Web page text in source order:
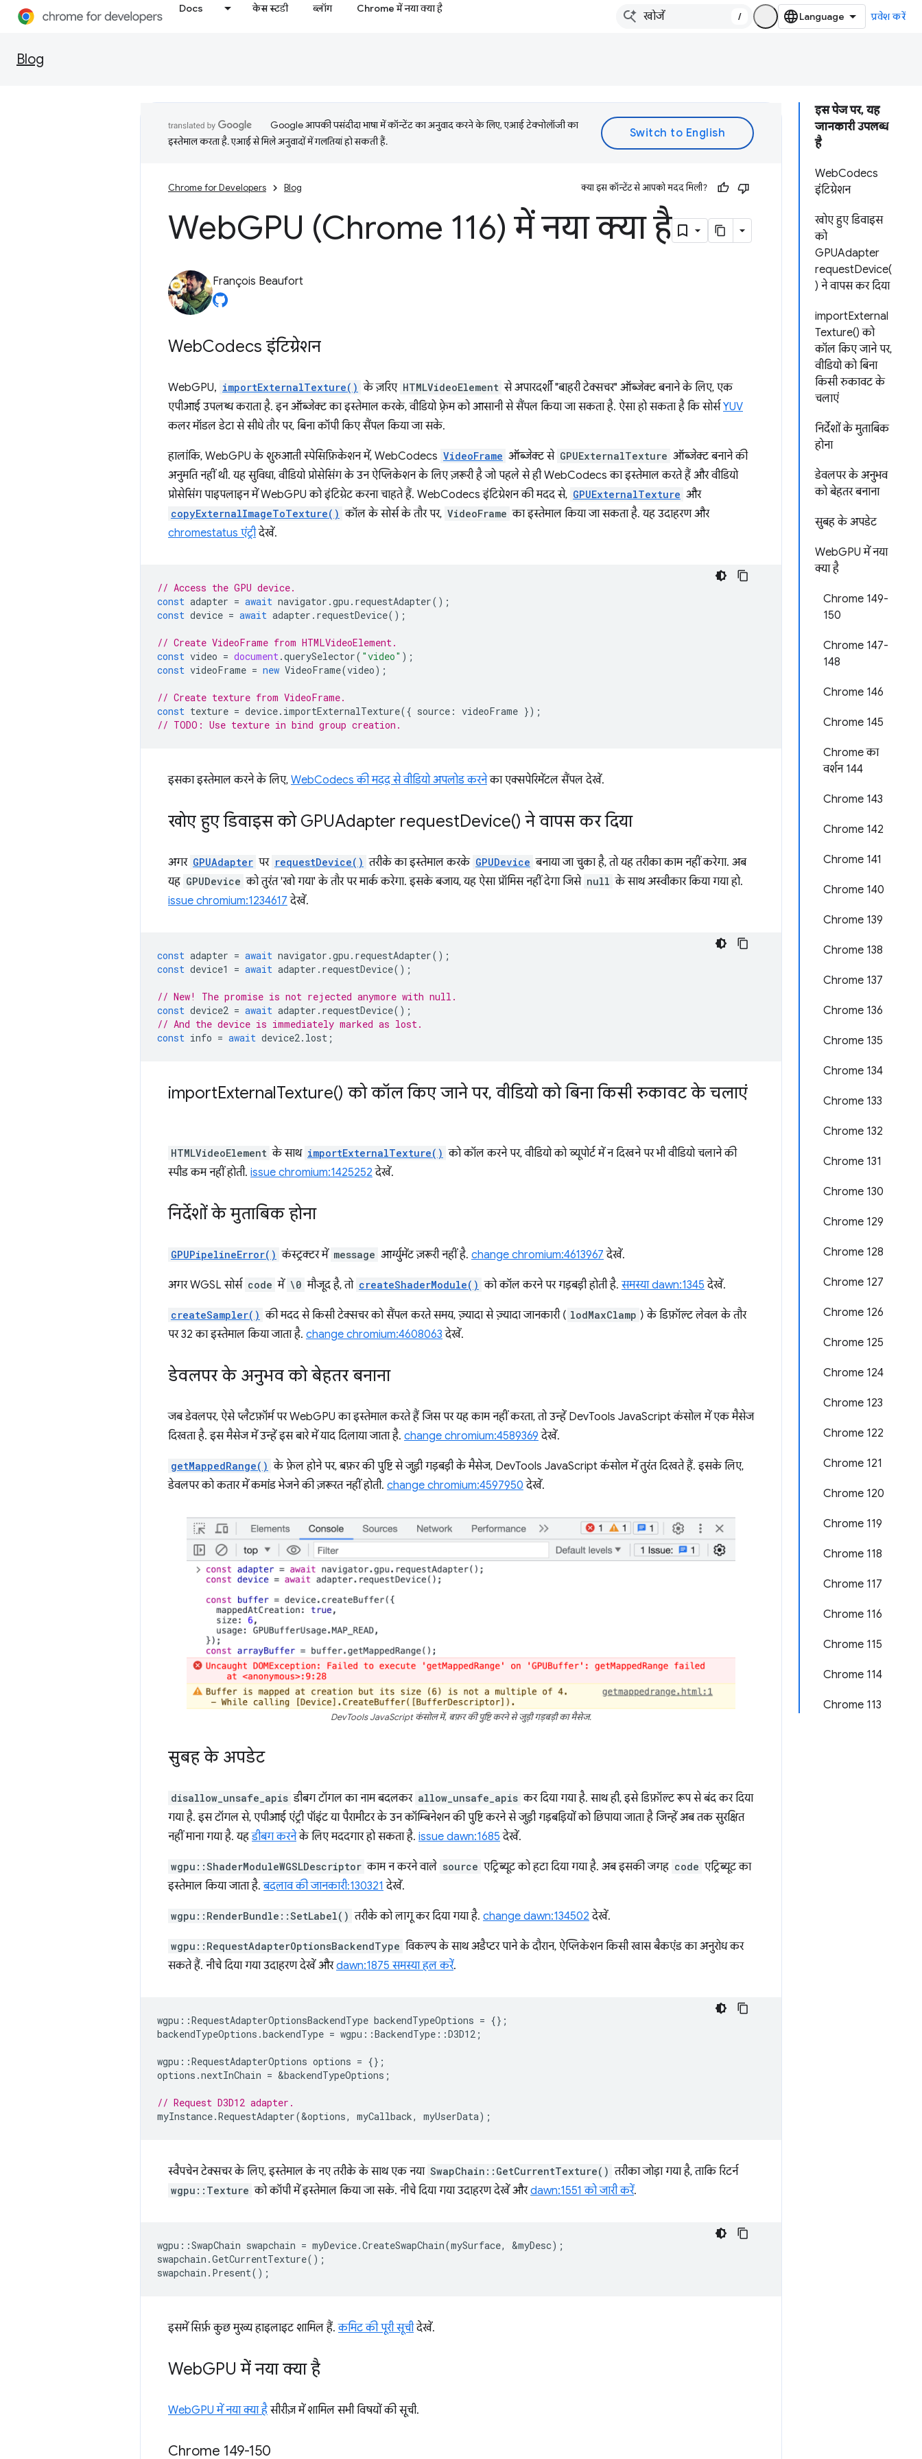
Docs केस स्टडी ब्लॉग Chrome में नया क्या है
/ प्रवेश करें
Blog
इस पेज पर, यह
जानकारी उपलब्ध
है
WebCodecs
इंटिग्रेशन
खोए हुए डिवाइस
को
GPUAdapter
requestDevice(
) ने वापस कर दिया
importExternal
Texture() को
कॉल किए जाने पर,
वीडियो को बिना
किसी रुकावट के
चलाएं
निर्देशों के मुताबिक
होना
डेवलपर के अनुभव
को बेहतर बनाना
सुबह के अपडेट
WebGPU में नया
क्या है
Chrome 149-
150
Chrome 147-
148
Chrome 146
Chrome 145
Chrome का
वर्शन 144
Chrome 143
Chrome 142
Chrome 141
Chrome 140
Chrome 139
Chrome 138
Chrome 137
Chrome 136
Chrome 135
Chrome 134
Chrome 133
Chrome 132
Chrome 131
Chrome 130
Chrome 129
Chrome 128
Chrome 127
Chrome 126
Chrome 125
Chrome 124
Chrome 123
Chrome 122
Chrome 121
Chrome 120
Chrome 119
Chrome 118
Chrome 117
Chrome 116
Chrome 115
Chrome 114
Chrome 113
Google आपकी पसंदीदा भाषा में कॉन्टेंट का अनुवाद करने के लिए, एआई टेक्नोलॉजी का
इस्तेमाल करता है. एआई से मिले अनुवादों में गलतियां हो सकती हैं.
Chrome for Developers Blog क्या इस कॉन्टेंट से आपको मदद मिली?
WebGPU (Chrome 116) में नया क्या है
François Beaufort
WebCodecs इंटिग्रेशन
WebGPU, importExternalTexture() के ज़रिए HTMLVideoElement से अपारदर्शी "बाहरी टेक्सचर" ऑब्जेक्ट बनाने के लिए, एक
एपीआई उपलब्ध कराता है. इन ऑब्जेक्ट का इस्तेमाल करके, वीडियो फ़्रेम को आसानी से सैंपल किया जा सकता है. ऐसा हो सकता है कि सोर्सYUV
कलर मॉडल डेटा से सीधे तौर पर, बिना कॉपी किए सैंपल किया जा सके.
हालांकि, WebGPU के शुरुआती स्पेसिफ़िकेशन में, WebCodecs VideoFrame ऑब्जेक्ट से GPUExternalTexture ऑब्जेक्ट बनाने की
अनुमति नहीं थी. यह सुविधा, वीडियो प्रोसेसिंग के उन ऐप्लिकेशन के लिए ज़रूरी है जो पहले से ही WebCodecs का इस्तेमाल करते हैं और वीडियो
प्रोसेसिंग पाइपलाइन में WebGPU को इंटिग्रेट करना चाहते हैं. WebCodecs इंटिग्रेशन की मदद से, GPUExternalTexture और
copyExternalImageToTexture() कॉल के सोर्स के तौर पर, VideoFrame का इस्तेमाल किया जा सकता है. यह उदाहरण और
chromestatus एंट्रीदेखें.
// Access the GPU device.
const adapter = await navigator .gpu . requestAdapter();
const device = await adapter . requestDevice();
// Create VideoFrame from HTMLVideoElement.
const video = document.querySelector( "video" );
const videoFrame = new VideoFrame(video);
// Create texture from VideoFrame.
const texture = device. importExternalTexture({ source : videoFrame });
// TODO: Use texture in bind group creation.
इसका इस्तेमाल करने के लिए, WebCodecs की मदद से वीडियो अपलोड करनेका एक्सपेरिमेंटल सैंपल देखें.
खोए हुए डिवाइस को GPUAdapter requestDevice() ने वापस कर दिया
अगर GPUAdapter पर requestDevice() तरीके का इस्तेमाल करके GPUDevice बनाया जा चुका है, तो यह तरीका काम नहीं करेगा. अब
यह GPUDevice को तुरंत 'खो गया' के तौर पर मार्क करेगा. इसके बजाय, यह ऐसा प्रॉमिस नहीं देगा जिसे null के साथ अस्वीकार किया गया हो.
issue chromium:1234617 देखें.
const adapter = await navigator .gpu . requestAdapter();
const device1 = await adapter . requestDevice();
// New! The promise is not rejected anymore with null.
const device2 = await adapter . requestDevice();
// And the device is immediately marked as lost.
const info = await device2. lost ;
importExternalTexture() को कॉल किए जाने पर, वीडियो को बिना किसी रुकावट के चलाएं
HTMLVideoElement के साथ importExternalTexture() को कॉल करने पर, वीडियो को व्यूपोर्ट में न दिखने पर भी वीडियो चलाने की
स्पीड कम नहीं होती. issue chromium:1425252 देखें.
निर्देशों के मुताबिक होना
GPUPipelineError() कंस्ट्रक्टर में message आर्ग्युमेंट ज़रूरी नहीं है. change chromium:4613967 देखें.
अगर WGSL सोर्स code में \0 मौजूद है, तो createShaderModule() को कॉल करने पर गड़बड़ी होती है.समस्या dawn:1345 देखें.
createSampler() की मदद से किसी टेक्सचर को सैंपल करते समय, ज़्यादा से ज़्यादा जानकारी ( lodMaxClamp ) के डिफ़ॉल्ट लेवल के तौर
पर 32 का इस्तेमाल किया जाता है. change chromium:4608063 देखें.
डेवलपर के अनुभव को बेहतर बनाना
जब डेवलपर, ऐसे प्लैटफ़ॉर्म पर WebGPU का इस्तेमाल करते हैं जिस पर यह काम नहीं करता, तो उन्हें DevTools JavaScript कंसोल में एक मैसेज
दिखता है. इस मैसेज में उन्हें इस बारे में याद दिलाया जाता है. change chromium:4589369 देखें.
getMappedRange() के फ़ेल होने पर, बफ़र की पुष्टि से जुड़ी गड़बड़ी के मैसेज, DevTools JavaScript कंसोल में तुरंत दिखते हैं. इसके लिए,
डेवलपर को कतार में कमांड भेजने की ज़रूरत नहीं होती. change chromium:4597950 देखें.
DevTools JavaScript कंसोल में, बफ़र की पुष्टि करने से जुड़ी गड़बड़ी का मैसेज.
सुबह के अपडेट
disallow_unsafe_apis डीबग टॉगल का नाम बदलकर allow_unsafe_apis कर दिया गया है. साथ ही, इसे डिफ़ॉल्ट रूप से बंद कर दिया
गया है. इस टॉगल से, एपीआई एंट्री पॉइंट या पैरामीटर के उन कॉम्बिनेशन की पुष्टि करने से जुड़ी गड़बड़ियों को छिपाया जाता है जिन्हें अब तक सुरक्षित
नहीं माना गया है. यहडीबग करनेके लिए मददगार हो सकता है. issue dawn:1685 देखें.
wgpu::ShaderModuleWGSLDescriptor काम न करने वाले source एट्रिब्यूट को हटा दिया गया है. अब इसकी जगह code एट्रिब्यूट का
इस्तेमाल किया जाता है.बदलाव की जानकारी:130321 देखें.
wgpu::RenderBundle::SetLabel() तरीके को लागू कर दिया गया है. change dawn:134502 देखें.
wgpu::RequestAdapterOptionsBackendType विकल्प के साथ अडैप्टर पाने के दौरान, ऐप्लिकेशन किसी खास बैकएंड का अनुरोध कर
सकते हैं. नीचे दिया गया उदाहरण देखें औरdawn:1875 समस्या हल करें.
wgpu ::RequestAdapterOptionsBackendType backendTypeOptions = {};
backendTypeOptions .backendType = wgpu ::BackendType ::D3D12 ;
wgpu ::RequestAdapterOptions options = {};
options .nextInChain = &backendTypeOptions ;
// Request D3D12 adapter.
myInstance.RequestAdapter(&options, myCallback, myUserData);
स्वैपचेन टेक्सचर के लिए, इस्तेमाल के नए तरीके के साथ एक नया SwapChain::GetCurrentTexture() तरीका जोड़ा गया है, ताकि रिटर्न
wgpu::Texture को कॉपी में इस्तेमाल किया जा सके. नीचे दिया गया उदाहरण देखें औरdawn:1551 को जारी करें.
wgpu ::SwapChain swapchain = myDevice.CreateSwapChain(mySurface, &myDesc);
swapchain .GetCurrentTexture();
swapchain . Present();
इसमें सिर्फ़ कुछ मुख्य हाइलाइट शामिल हैं.कमिट की पूरी सूचीदेखें.
WebGPU में नया क्या है
WebGPU में नया क्या हैसीरीज़ में शामिल सभी विषयों की सूची.
Chrome 149-150